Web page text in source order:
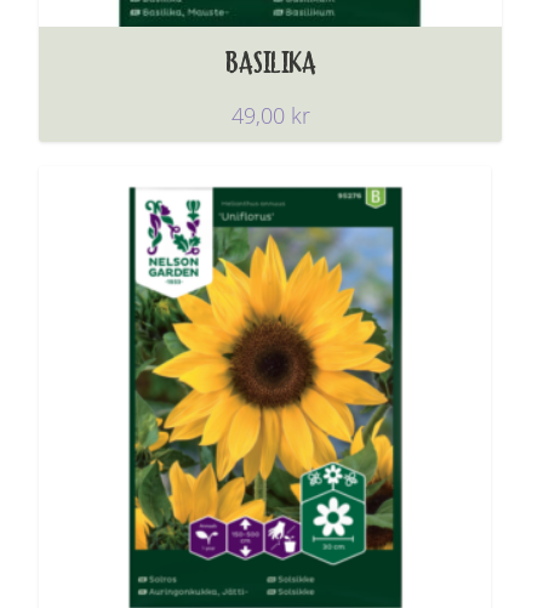
BASILIKA
49,00 kr